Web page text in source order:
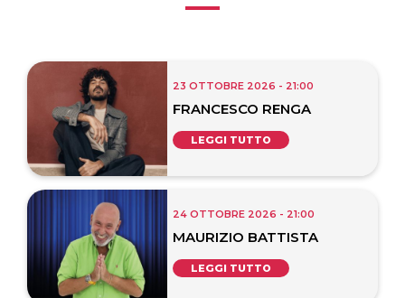
23 OTTOBRE 2026 - 21:00
FRANCESCO RENGA
LEGGI TUTTO
24 OTTOBRE 2026 - 21:00
MAURIZIO BATTISTA
LEGGI TUTTO